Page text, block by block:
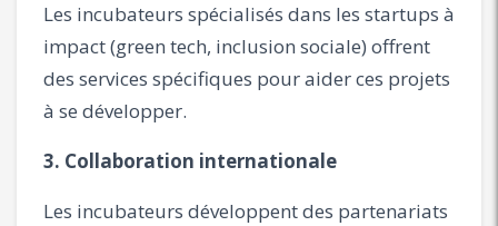
Les incubateurs spécialisés dans les startups à
impact (green tech, inclusion sociale) offrent
des services spécifiques pour aider ces projets
à se développer.
3. Collaboration internationale
Les incubateurs développent des partenariats